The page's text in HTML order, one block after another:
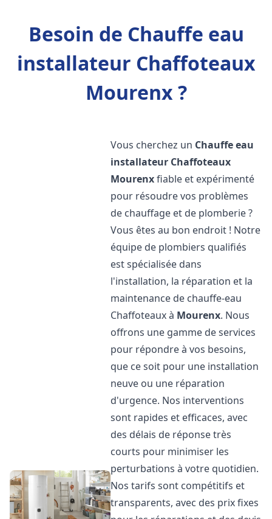
Besoin de Chauffe eau
installateur Chaffoteaux
Mourenx ?
Vous cherchez un Chauffe eau
installateur Chaffoteaux
Mourenxfiable et expérimenté
pour résoudre vos problèmes
de chauffage et de plomberie ?
Vous êtes au bon endroit ! Notre
équipe de plombiers qualifiés
est spécialisée dans
l'installation, la réparation et la
maintenance de chauffe-eau
Chaffoteaux à Mourenx. Nous
offrons une gamme de services
pour répondre à vos besoins,
que ce soit pour une installation
neuve ou une réparation
d'urgence. Nos interventions
sont rapides et efficaces, avec
des délais de réponse très
courts pour minimiser les
perturbations à votre quotidien.
Nos tarifs sont compétitifs et
transparents, avec des prix fixes